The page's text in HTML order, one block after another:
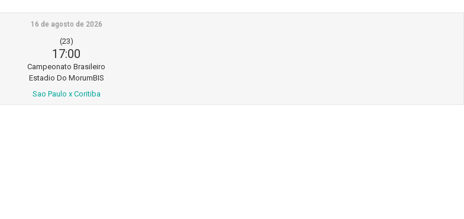
16 de agosto de 2026
(23)
17:00
Campeonato Brasileiro
Estadio Do MorumBIS
Sao Paulo x Coritiba